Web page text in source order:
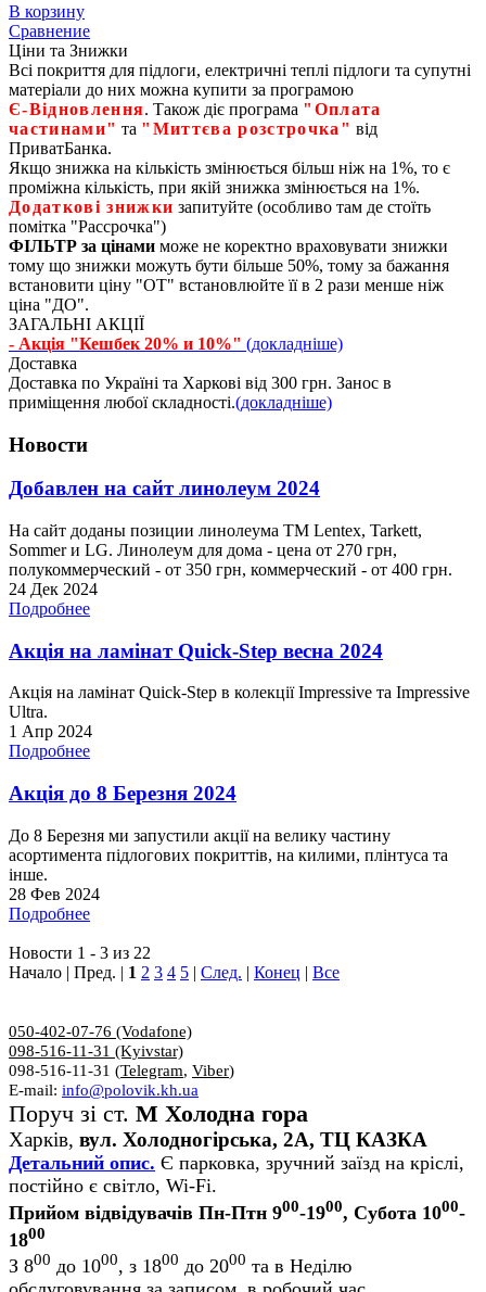
В корзину
Сравнение
Ціни та Знижки
Всі покриття для підлоги, електричні теплі підлоги та супутні
матеріали до них можна купити за програмою
Є‑Відновлення. Також діє програма "Оплата
частинами" та "Миттєва розстрочка" від
ПриватБанка.
Якщо знижка на кількість змінюється більш ніж на 1%, то є
проміжна кількість, при якій знижка змінюється на 1%.
Додаткові знижки запитуйте (особливо там де стоїть
помітка "Рассрочка")
ФІЛЬТР за цінами може не коректно враховувати знижки
тому що знижки можуть бути більше 50%, тому за бажання
встановити ціну "ОТ" встановлюйте її в 2 рази менше ніж
ціна "ДО".
ЗАГАЛЬНІ АКЦІЇ
- Акція "Кешбек 20% и 10%" (докладніше)
Доставка
Доставка по Україні та Харкові від 300 грн. Занос в
приміщення любої складності.(докладніше)
Новости
Добавлен на сайт линолеум 2024
На сайт доданы позиции линолеума ТМ Lentex, Tarkett,
Sommer и LG. Линолеум для дома - цена от 270 грн,
полукоммерческий - от 350 грн, коммерческий - от 400 грн.
24 Дек 2024
Подробнее
Акція на ламінат Quick-Step весна 2024
Акція на ламінат Quick-Step в колекції Impressive та Impressive
Ultra.
1 Апр 2024
Подробнее
Акція до 8 Березня 2024
До 8 Березня ми запустили акції на велику частину
асортимента підлогових покриттів, на килими, плінтуса та
інше.
28 Фев 2024
Подробнее
Новости 1 - 3 из 22
Начало | Пред. | 1 2 3 4 5 | След. | Конец | Все
050-402-07-76 (Vodafone)
098-516-11-31 (Kyivstar)
098-516-11-31 (Telegram, Viber)
E-mail: info@polovik.kh.ua
Поруч зі ст. М Холодна гора
Харків, вул. Холодногірська, 2А, ТЦ КАЗКА
Детальний опис. Є парковка, зручний заїзд на кріслі,
постійно є світло, Wi-Fi.
Прийом відвідувачів Пн-Птн 900-1900, Субота 1000-
1800
З 800 до 1000, з 1800 до 2000 та в Неділю